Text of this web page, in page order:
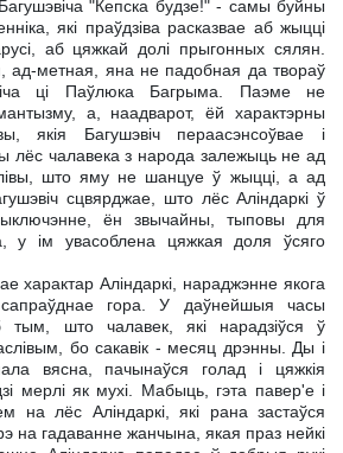
"Кепска будзе!" - самы буйны
які праўдзіва расказвае аб жыцці
аб цяжкай долі прыгонных сялян.
ад-метная, яна не падобная да твораў
ці Паўлюка Багрыма. Паэме не
а, наадварот, ёй характэрны
якія Багушэвіч пераасэнсоўвае і
лёс чалавека з народа залежыць не ад
што яму не шанцуе ў жыцці, а ад
сцвярджае, што лёс Аліндаркі ў
ён звычайны, тыповы для
у ім увасоблена цяжкая доля ўсяго
характар Аліндаркі, нараджэнне якога
гора. У даўнейшыя часы
тым, што чалавек, які нарадзіўся ў
бо сакавік - месяц дрэнны. Ды і
вясна, пачынаўся голад і цяжкія
мерлі як мухі. Мабыць, гэта павер'е і
на лёс Аліндаркі, які рана застаўся
на гадаванне жанчына, якая праз нейкі